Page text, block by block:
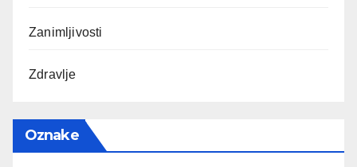
Zanimljivosti
Zdravlje
Oznake